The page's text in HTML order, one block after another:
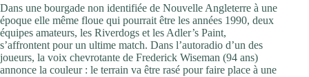
Dans une bourgade non identifiée de Nouvelle Angleterre à une
époque elle même floue qui pourrait être les années 1990, deux
équipes amateurs, les Riverdogs et les Adler’s Paint,
s’affrontent pour un ultime match. Dans l’autoradio d’un des
joueurs, la voix chevrotante de Frederick Wiseman (94 ans)
annonce la couleur : le terrain va être rasé pour faire place à une